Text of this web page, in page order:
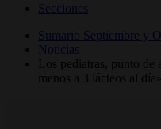
Secciones
Sumario Septiembre y
Noticias
Los pediatras, punto de
menos a 3 lácteos al día»